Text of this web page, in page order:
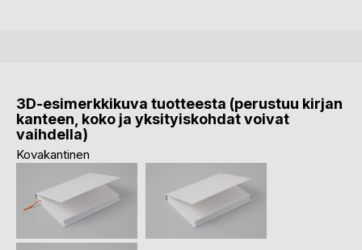
3D-esimerkkikuva tuotteesta (perustuu kirjan
kanteen, koko ja yksityiskohdat voivat
vaihdella)
Kovakantinen